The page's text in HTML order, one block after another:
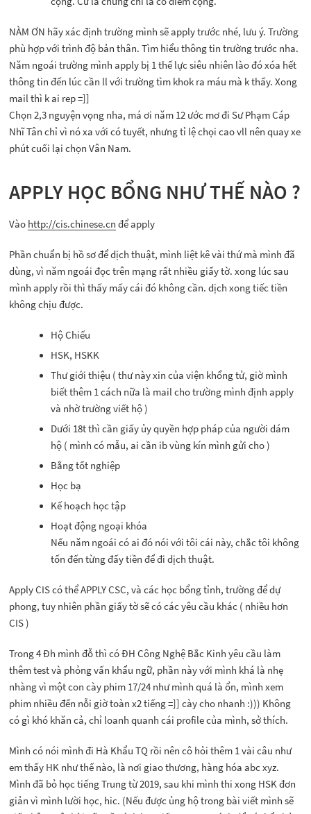
NÀM ƠN hãy xác định trường mình sẽ apply trước nhé, lưu ý. Trường
phù hợp với trình độ bản thân. Tìm hiểu thông tin trường trước nha.
Năm ngoái trường mình apply bị 1 thế lực siêu nhiên lào đó xóa hết
thông tin đến lúc cần ll với trường tìm khok ra máu mà k thấy. Xong
mail thì k ai rep =]]
Chọn 2,3 nguyện vọng nha, má ơi năm 12 ước mơ đi Sư Phạm Cáp
Nhĩ Tân chỉ vì nó xa với có tuyết, nhưng tỉ lệ chọi cao vll nên quay xe
phút cuối lại chọn Vân Nam.
APPLY HỌC BỔNG NHƯ THẾ NÀO ?
Vào http://cis.chinese.cn để apply
Phần chuẩn bị hồ sơ để dịch thuật, mình liệt kê vài thứ mà mình đã
dùng, vì năm ngoái đọc trên mạng rất nhiều giấy tờ. xong lúc sau
mình apply rồi thì thấy mấy cái đó không cần. dịch xong tiếc tiền
không chịu được.
Hộ Chiếu
HSK, HSKK
Thư giới thiệu ( thư này xin của viện khổng tử, giờ mình
biết thêm 1 cách nữa là mail cho trường mình định apply
và nhờ trường viết hộ )
Dưới 18t thì cần giấy ủy quyền hợp pháp của người dám
hộ ( mình có mẫu, ai cần ib vùng kín mình gửi cho )
Bằng tốt nghiệp
Học bạ
Kế hoạch học tập
Hoạt động ngoại khóa
Nếu năm ngoái có ai đó nói với tôi cái này, chắc tôi không
tốn đến từng đấy tiền để đi dịch thuật.
Apply CIS có thể APPLY CSC, và các học bổng tỉnh, trường để dự
phong, tuy nhiên phần giấy tờ sẽ có các yêu cầu khác ( nhiều hơn
CIS )
Trong 4 Đh mình đỗ thì có ĐH Công Nghệ Bắc Kinh yêu cầu làm
thêm test và phỏng vấn khẩu ngữ, phần này với mình khá là nhẹ
nhàng vì một con cày phim 17/24 như mình quá là ổn, mình xem
phim nhiều đến nỗi giờ toàn x2 tiếng =]] cày cho nhanh :))) Không
có gì khó khăn cả, chỉ loanh quanh cái profile của mình, sở thích.
Mình có nói mình đi Hà Khẩu TQ rồi nên cô hỏi thêm 1 vài câu như
em thấy HK như thế nào, là nơi giao thương, hàng hóa abc xyz.
Mình đã bỏ học tiếng Trung từ 2019, sau khi mình thi xong HSK đơn
giản vì mình lười học, hic. (Nếu được ủng hộ trong bài viết mình sẽ